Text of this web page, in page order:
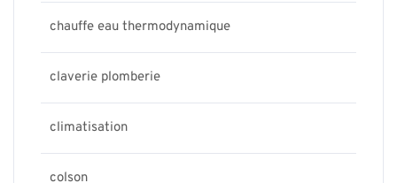
chauffe eau thermodynamique
claverie plomberie
climatisation
colson